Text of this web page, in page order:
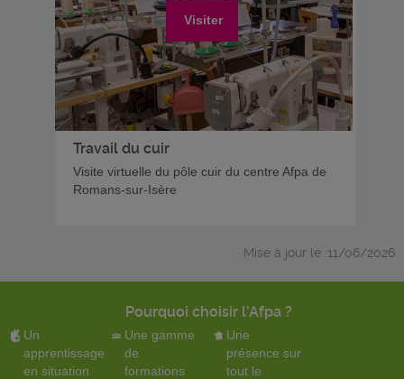
Visiter
Travail du cuir
Visite virtuelle du pôle cuir du centre Afpa de
Romans-sur-Isère
Mise à jour le :11/06/2026
Pourquoi choisir l'Afpa ?
Un
apprentissage
en situation
Une gamme
de
formations
Une
présence sur
tout le